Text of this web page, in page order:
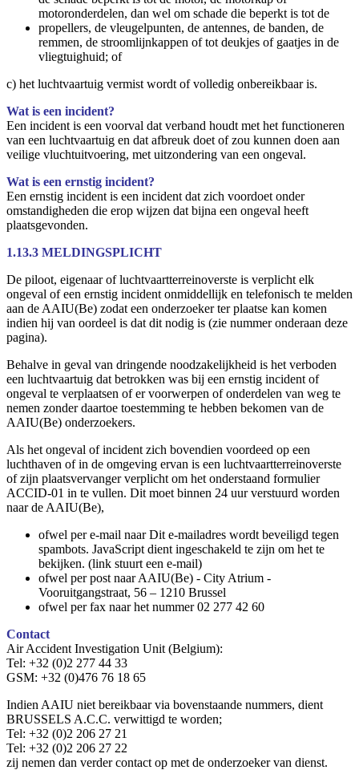
motoronderdelen, dan wel om schade die beperkt is tot de
propellers, de vleugelpunten, de antennes, de banden, de
remmen, de stroomlijnkappen of tot deukjes of gaatjes in de
vliegtuighuid; of
c) het luchtvaartuig vermist wordt of volledig onbereikbaar is.
Wat is een incident?
Een incident is een voorval dat verband houdt met het functioneren
van een luchtvaartuig en dat afbreuk doet of zou kunnen doen aan
veilige vluchtuitvoering, met uitzondering van een ongeval.
Wat is een ernstig incident?
Een ernstig incident is een incident dat zich voordoet onder
omstandigheden die erop wijzen dat bijna een ongeval heeft
plaatsgevonden.
1.13.3 MELDINGSPLICHT
De piloot, eigenaar of luchtvaartterreinoverste is verplicht elk
ongeval of een ernstig incident onmiddellijk en telefonisch te melden
aan de AAIU(Be) zodat een onderzoeker ter plaatse kan komen
indien hij van oordeel is dat dit nodig is (zie nummer onderaan deze
pagina).
Behalve in geval van dringende noodzakelijkheid is het verboden
een luchtvaartuig dat betrokken was bij een ernstig incident of
ongeval te verplaatsen of er voorwerpen of onderdelen van weg te
nemen zonder daartoe toestemming te hebben bekomen van de
AAIU(Be) onderzoekers.
Als het ongeval of incident zich bovendien voordeed op een
luchthaven of in de omgeving ervan is een luchtvaartterreinoverste
of zijn plaatsvervanger verplicht om het onderstaand formulier
ACCID-01 in te vullen. Dit moet binnen 24 uur verstuurd worden
naar de AAIU(Be),
ofwel per e-mail naarDit e-mailadres wordt beveiligd tegen
spambots. JavaScript dient ingeschakeld te zijn om het te
bekijken. (link stuurt een e-mail)
ofwel per post naar AAIU(Be) - City Atrium -
Vooruitgangstraat, 56 – 1210 Brussel
ofwel per fax naar het nummer 02 277 42 60
Contact
Air Accident Investigation Unit (Belgium):
Tel: +32 (0)2 277 44 33
GSM: +32 (0)476 76 18 65
Indien AAIU niet bereikbaar via bovenstaande nummers, dient
BRUSSELS A.C.C. verwittigd te worden;
Tel: +32 (0)2 206 27 21
Tel: +32 (0)2 206 27 22​
zij nemen dan verder contact op met de onderzoeker van dienst.